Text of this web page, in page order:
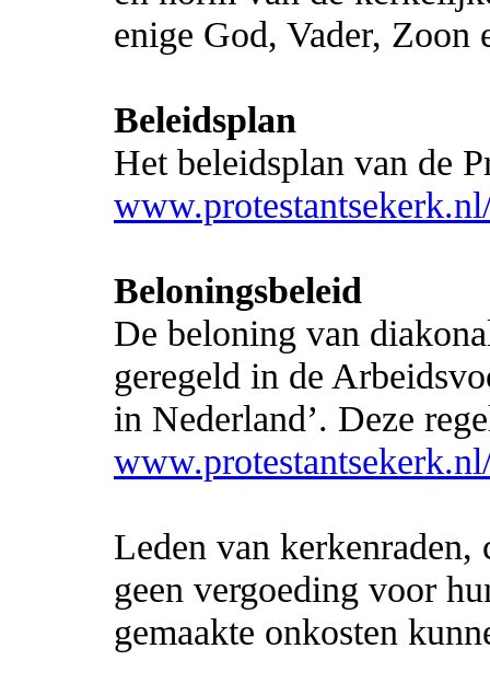
enige God, Vader, Zoon
Beleidsplan
Het beleidsplan van de
Beloningsbeleid
De beloning van
geregeld in de
in Nederland’. Deze
Leden van kerkenraden,
geen vergoeding voor
gemaakte onkosten